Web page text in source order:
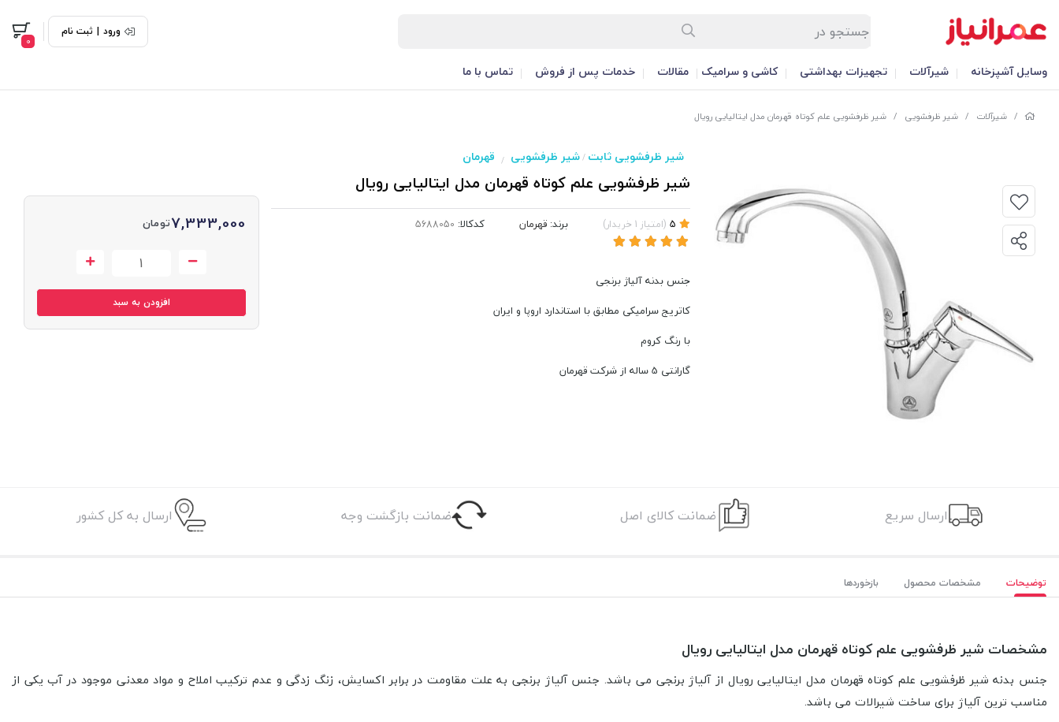
ورود | ثبت نام
0
وسایل آشپزخانه شیرآلات تجهیزات بهداشتی کاشی و سرامیک مقالات خدمات پس از فروش تماس با ما
/ شیرآلات / شیر ظرفشویی / شیر ظرفشویی علم کوتاه قهرمان مدل ایتالیایی رویال
شیر ظرفشویی ثابت /شیر ظرفشویی / قهرمان
شیر ظرفشویی علم کوتاه قهرمان مدل ایتالیایی رویال
(امتیاز 1 خریدار) برند: قهرمان کدکالا:
جنس بدنه آلیاژ برنجی
کاتریج سرامیکی مطابق با استاندارد اروپا و ایران
با رنگ کروم
گارانتی 5 ساله از شرکت قهرمان
7,333,000تومان
افزودن به سبد
ارسال سریع ضمانت کالای اصل ضمانت بازگشت وجه ارسال به کل کشور
توضیحات مشخصات محصول بازخوردها
مشخصات شیر ظرفشویی علم کوتاه قهرمان مدل ایتالیایی رویال
جنس بدنه شیر ظرفشویی علم کوتاه قهرمان مدل ایتالیایی رویال از آلیاژ برنجی می باشد. جنس آلیاژ برنجی به علت مقاومت در برابر اکسایش، زنگ زدگی و عدم ترکیب املاح و مواد معدنی موجود در آب یکی از
مناسب ترین آلیاژ برای ساخت شیرالات می باشد.